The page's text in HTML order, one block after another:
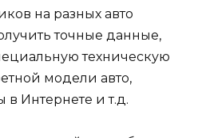
на разных авто
точные данные,
техническую
модели авто,
в Интернете и т.д.